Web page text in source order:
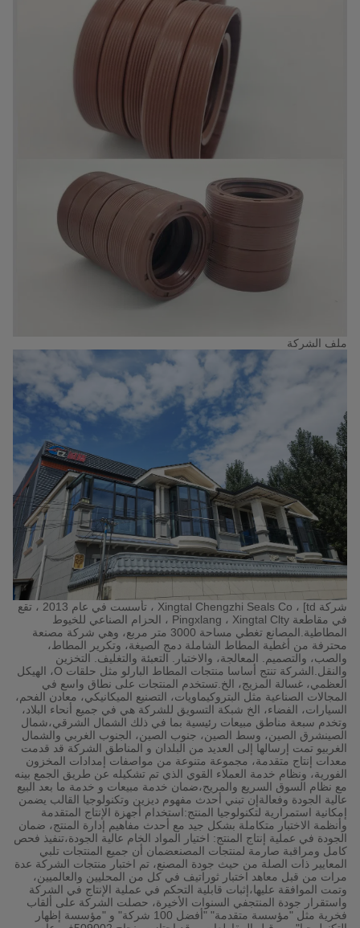
ملف الشركة
شركة Xingtal Chengzhi Seals Co ، [td ، تأسست في عام 2013 ، تقع
في مقاطعة Pingxlang ، Xingtal Clty ، الحزام الصناعي للخيوط
المطاطية.المصانع تغطي مساحة 3000 متر مربع، وهي شركة مصنعة
محترفة من أغطية المطاط الشاملة دمج الصيغة، وتكرير المطاط،
والصب، والتصميم. المعالجة، والاختبار. التعبئة والتغليف. التخزين
والنقل.الشركة تنتج أساسا منتجات المطاط البارلو مثل حلقات O، الهيكل
العظمي، غسالة المزيج، الخ.تستخدم المنتجات على نطاق واسع في
المجالات الصناعية مثل البتروكيماويات، التصنيع الميكانيكي، معادن الفحم،
السيارات، الفضاء، الخ شبكة التسويق للشركة هي في جميع أنحاء البلاد،
وتخدم سبعة مناطق مبيعات رئيسية بما في ذلك الشمال الشرقي،شمال
الصينشرق الصين، وسط الصين، جنوب الصين، الجنوب الغربي والشمال
الغربيو تمت إرسالها إلى العديد من البلدان و المناطق الشركة قد قدمت
معدات إنتاج متقدمة، مجموعة متنوعة من مواصفات إمدادات المخزون
الفورية، ونظام خدمة العملاء القوي الذي تم تشكيله عن طريق الجمع بينه
مع نظام السوق السريع والمريح،ضمان خدمة مبيعات و خدمة ما بعد البيع
عالية الجودة وفعالةإن تبني أحدث مفهوم ديزين وتكنولوجيا القالب يضمن
إمكانية استمرارية لتكنولوجيا المنتج:استخدام أجهزة الإنتاج المتقدمة
وأنظمة الاختبار متكاملة بشكل جيد مع أحدث مفاهيم إدارة المنتج، ضمان
الجودة في عملية إنتاج المنتج: اختيار المواد الخام عالية الجودة،تنفيذ فحص
كامل ومراقبة صارمة لمنتجات المصنعضمان أن جميع المنتجات تلبي
المعايير ذات الصلة من حيث جودة المصنع، تم اختبار منتجات الشركة عدة
مرات من قبل معاهد اختبار ثوراتيف في كل من المحليين والعالميين،
وتمت الموافقة عليها،إثبات قابلية التحكم في عملية الإنتاج في الشركة
واستقرار جودة المنتجفي السنوات الأخيرة، حصلت الشركة على ألقاب
فخرية مثل "مؤسسة متقدمة" "أفضل 100 شركة" و "مؤسسة إظهار